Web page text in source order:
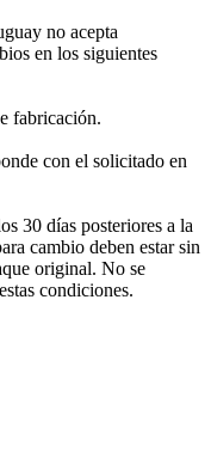
no acepta
en los siguientes
fabricación.
con el solicitado en
30 días posteriores a la
cambio deben estar sin
original. No se
condiciones.